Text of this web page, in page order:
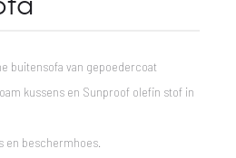
buitensofa van gepoedercoat
kussens en Sunproof olefin stof in
en beschermhoes.